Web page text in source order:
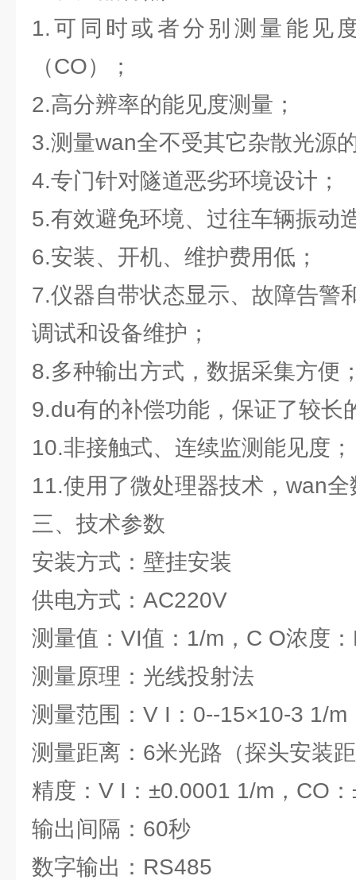
1.可同时或者分别测量能见
（CO）；
2.高分辨率的能见度测量；
3.测量wan全不受其它杂散光源
4.专门针对隧道恶劣环境设计；
5.有效避免环境、过往车辆振动
6.安装、开机、维护费用低；
7.仪器自带状态显示、故障告警
调试和设备维护；
8.多种输出方式，数据采集方便
9.du有的补偿功能，保证了较长
10.非接触式、连续监测能见度；
11.使用了微处理器技术，wan
三、技术参数
安装方式：壁挂安装
供电方式：AC220V
测量值：VI值：1/m，C O浓度
测量原理：光线投射法
测量范围：V I：0--15×10-3 1/m
测量距离：6米光路（探头安装
精度：V I：±0.0001 1/m，CO
输出间隔：60秒
数字输出：RS485